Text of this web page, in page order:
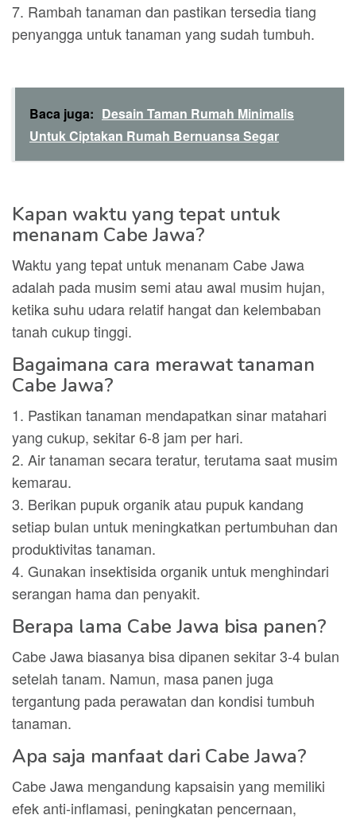
7. Rambah tanaman dan pastikan tersedia tiang
penyangga untuk tanaman yang sudah tumbuh.
Baca juga: Desain Taman Rumah Minimalis
Untuk Ciptakan Rumah Bernuansa Segar
Kapan waktu yang tepat untuk
menanam Cabe Jawa?
Waktu yang tepat untuk menanam Cabe Jawa
adalah pada musim semi atau awal musim hujan,
ketika suhu udara relatif hangat dan kelembaban
tanah cukup tinggi.
Bagaimana cara merawat tanaman
Cabe Jawa?
1. Pastikan tanaman mendapatkan sinar matahari
yang cukup, sekitar 6-8 jam per hari.
2. Air tanaman secara teratur, terutama saat musim
kemarau.
3. Berikan pupuk organik atau pupuk kandang
setiap bulan untuk meningkatkan pertumbuhan dan
produktivitas tanaman.
4. Gunakan insektisida organik untuk menghindari
serangan hama dan penyakit.
Berapa lama Cabe Jawa bisa panen?
Cabe Jawa biasanya bisa dipanen sekitar 3-4 bulan
setelah tanam. Namun, masa panen juga
tergantung pada perawatan dan kondisi tumbuh
tanaman.
Apa saja manfaat dari Cabe Jawa?
Cabe Jawa mengandung kapsaisin yang memiliki
efek anti-inflamasi, peningkatan pencernaan,